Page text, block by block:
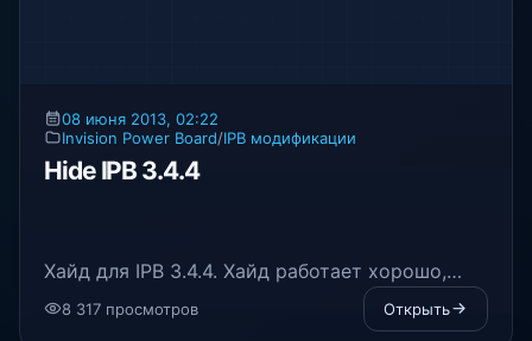
08 июня 2013, 02:22
Invision Power Board/IPB модификации
Hide IPB 3.4.4
Хайд для IPB 3.4.4. Хайд работает хорошо,
правда с парой глюков, но о них в полной
8 317 просмотров Открыть